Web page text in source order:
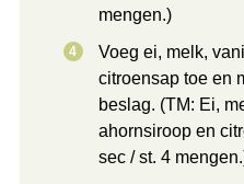
mengen.)
Voeg ei, melk,
citroensap toe en
beslag. (TM: Ei,
ahornsiroop en
sec / st. 4